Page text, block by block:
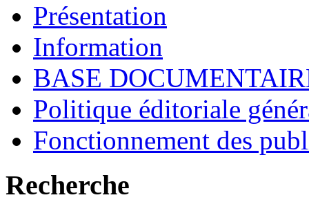
Présentation
Information
BASE
Politique éditoriale
Fonctionnement des
Recherche